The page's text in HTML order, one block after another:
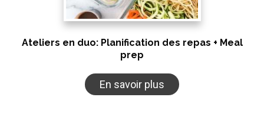
Ateliers en duo: Planification des repas + Meal
prep
En savoir plus